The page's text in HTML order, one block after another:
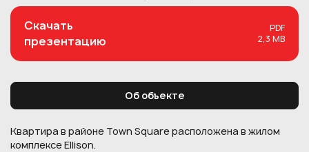
Скачать
презентацию
PDF
2,3 MB
Об объекте
Квартира в районе Town Square расположена в жилом
комплексе Ellison.